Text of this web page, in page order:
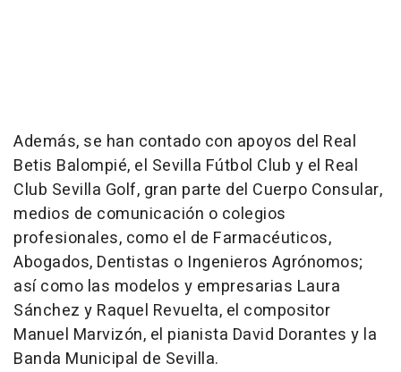
Además, se han contado con apoyos del Real
Betis Balompié, el Sevilla Fútbol Club y el Real
Club Sevilla Golf, gran parte del Cuerpo Consular,
medios de comunicación o colegios
profesionales, como el de Farmacéuticos,
Abogados, Dentistas o Ingenieros Agrónomos;
así como las modelos y empresarias Laura
Sánchez y Raquel Revuelta, el compositor
Manuel Marvizón, el pianista David Dorantes y la
Banda Municipal de Sevilla.